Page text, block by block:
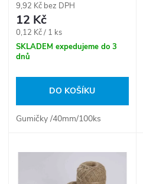
o
d
u
k
o
d
u
9,92 Kč bez DPH
12 Kč
Měrná
cena:
0,12 Kč / 1 ks
SKLADEM expedujeme do 3
dnů
DO KOŠÍKU
Gumičky /40mm/100ks